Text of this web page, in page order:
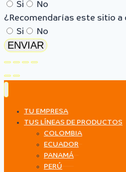
Si
No
¿Recomendarías este sitio
Si
No
ENVIAR
TU EMPRESA
TUS LÍNEAS DE PRODUCTOS
COLOMBIA
ECUADOR
PANAMÁ
PERÚ